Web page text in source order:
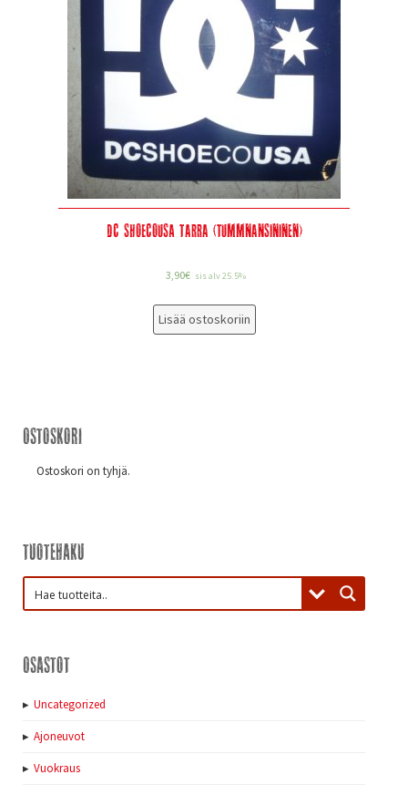
DC SHOECOUSA Tarra (tummnansininen)
3,90€ sis alv 25.5%
Lisää ostoskoriin
Ostoskori
Ostoskori on tyhjä.
Tuotehaku
Osastot
Uncategorized
Ajoneuvot
Vuokraus